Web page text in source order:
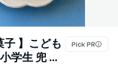
子 】こども
学生 兜 鯉
ムクーヘ